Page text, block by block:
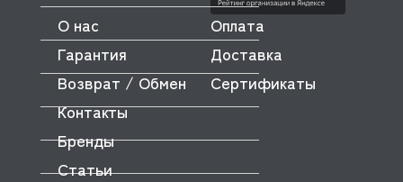
SOTTORIVA
SPAR
SPELOR
О нас
Оплата
Гарантия
Доставка
Возврат / Обмен
Сертификаты
Контакты
Бренды
Статьи